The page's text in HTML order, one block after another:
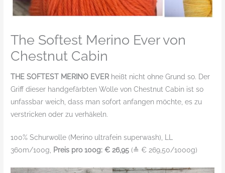
The Softest Merino Ever von
Chestnut Cabin
THE SOFTEST MERINO EVER heißt nicht ohne Grund so. Der
Griff dieser handgefärbten Wolle von Chestnut Cabin ist so
unfassbar weich, dass man sofort anfangen möchte, es zu
verstricken oder zu verhäkeln.
100% Schurwolle (Merino ultrafein superwash), LL
360m/100g, Preis pro 100g: € 26,95 (≙ € 269,50/1000g)